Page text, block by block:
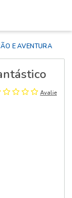
E AVENTURA
Avalie